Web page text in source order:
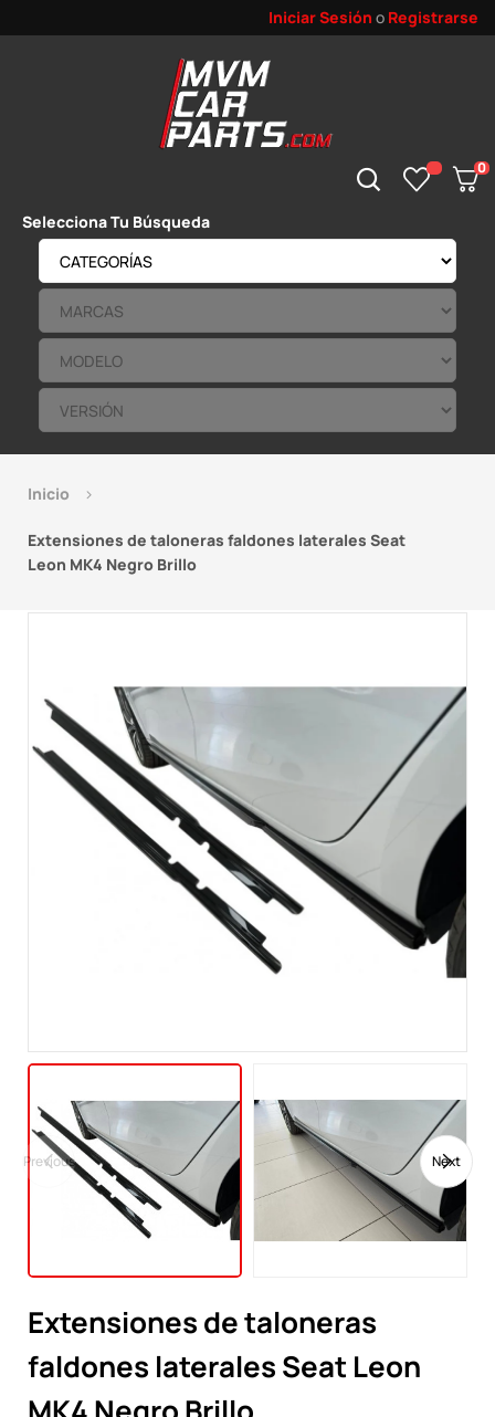
Iniciar Sesión o Registrarse
0
Selecciona Tu Búsqueda
Inicio
Extensiones de taloneras faldones laterales Seat
Leon MK4 Negro Brillo
Previous Next
Extensiones de taloneras
faldones laterales Seat Leon